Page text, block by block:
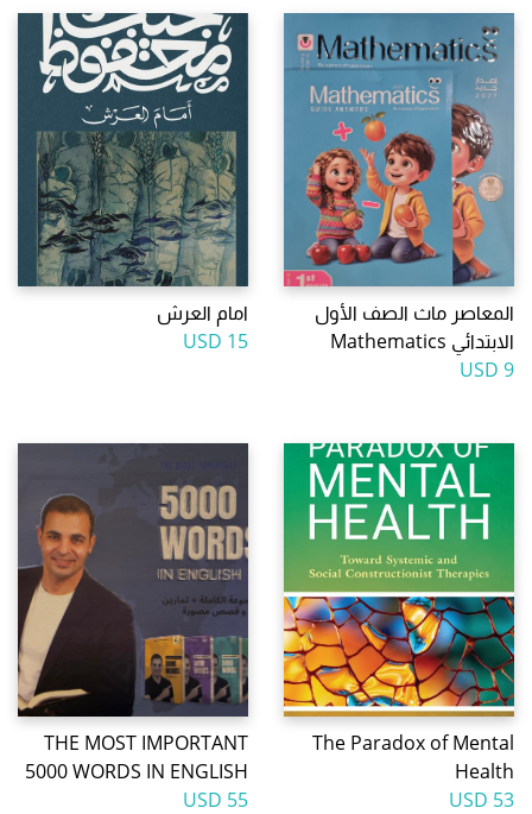
المعاصر ماث الصف الأول
الابتدائي Mathematics
9 USD
امام العرش
15 USD
The Paradox of Mental
Health
53 USD
THE MOST IMPORTANT
5000 WORDS IN ENGLISH
55 USD